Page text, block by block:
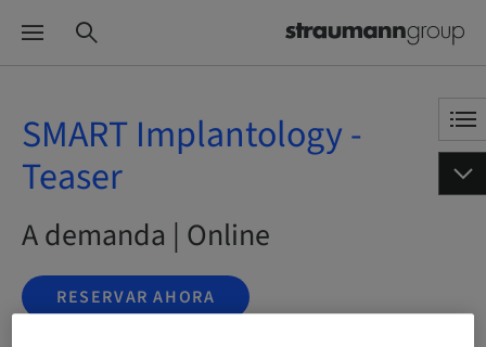
SMART Implantology -
Teaser
A demanda | Online
RESERVAR AHORA